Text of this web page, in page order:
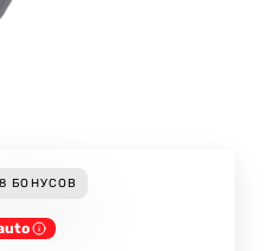
БОНУСОВ